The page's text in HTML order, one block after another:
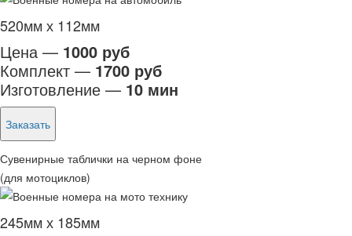
520мм х 112мм
Цена — 1000 руб
Комплект — 1700 руб
Изготовление — 10 мин
Заказать
Сувенирные таблички на черном фоне
(для мотоциклов)
245мм х 185мм